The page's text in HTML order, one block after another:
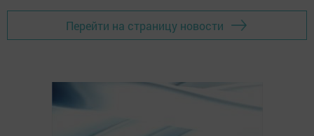
Перейти на страницу новости